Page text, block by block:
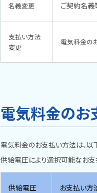
名義変更 ご契約名
支払い方法
変更
電気料金の
電気料金のお
電気料金のお支払い方法は、以
供給電圧により選択可能なお支
供給電圧 お支払い方